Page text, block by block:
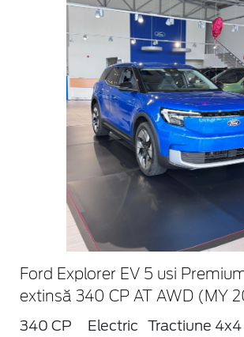
Ford Explorer EV 5 usi
extinsă 340 CP AT AWD (MY
340 CP Electric Tractiune